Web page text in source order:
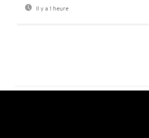
Il y a 1 heure